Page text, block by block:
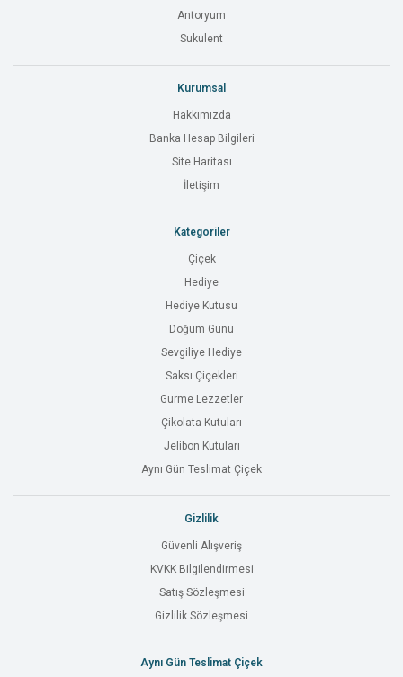
Antoryum
Sukulent
Kurumsal
Hakkımızda
Banka Hesap Bilgileri
Site Haritası
İletişim
Kategoriler
Çiçek
Hediye
Hediye Kutusu
Doğum Günü
Sevgiliye Hediye
Saksı Çiçekleri
Gurme Lezzetler
Çikolata Kutuları
Jelibon Kutuları
Aynı Gün Teslimat Çiçek
Gizlilik
Güvenli Alışveriş
KVKK Bilgilendirmesi
Satış Sözleşmesi
Gizlilik Sözleşmesi
Aynı Gün Teslimat Çiçek